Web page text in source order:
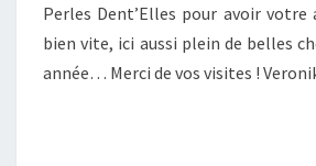
Perles Dent’Elles pour avoir votre
bien vite, ici aussi plein de belles
année… Merci de vos visites !